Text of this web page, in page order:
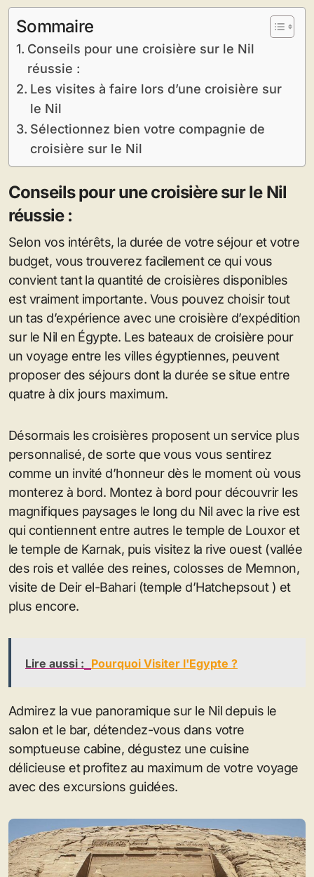
Sommaire
Conseils pour une croisière sur le Nil
réussie :
Les visites à faire lors d’une croisière sur
le Nil
Sélectionnez bien votre compagnie de
croisière sur le Nil
Conseils pour une croisière sur le Nil
réussie :
Selon vos intérêts, la durée de votre séjour et votre
budget, vous trouverez facilement ce qui vous
convient tant la quantité de croisières disponibles
est vraiment importante. Vous pouvez choisir tout
un tas d’expérience avec une croisière d’expédition
sur le Nil en Égypte. Les bateaux de croisière pour
un voyage entre les villes égyptiennes, peuvent
proposer des séjours dont la durée se situe entre
quatre à dix jours maximum.
Désormais les croisières proposent un service plus
personnalisé, de sorte que vous vous sentirez
comme un invité d’honneur dès le moment où vous
monterez à bord. Montez à bord pour découvrir les
magnifiques paysages le long du Nil avec la rive est
qui contiennent entre autres le temple de Louxor et
le temple de Karnak, puis visitez la rive ouest (vallée
des rois et vallée des reines, colosses de Memnon,
visite de Deir el-Bahari (temple d’Hatchepsout ) et
plus encore.
Lire aussi : Pourquoi Visiter l'Egypte ?
Admirez la vue panoramique sur le Nil depuis le
salon et le bar, détendez-vous dans votre
somptueuse cabine, dégustez une cuisine
délicieuse et profitez au maximum de votre voyage
avec des excursions guidées.